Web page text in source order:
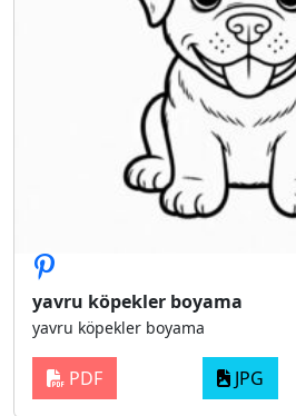
yavru köpekler boyama
yavru köpekler boyama
PDF JPG